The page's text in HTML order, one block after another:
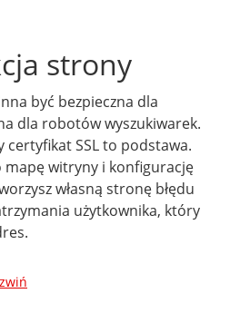
strony
być bezpieczna dla
dla robotów wyszukiwarek.
SSL to podstawa.
mapę witryny i konfigurację
własną stronę błędu
użytkownika, który